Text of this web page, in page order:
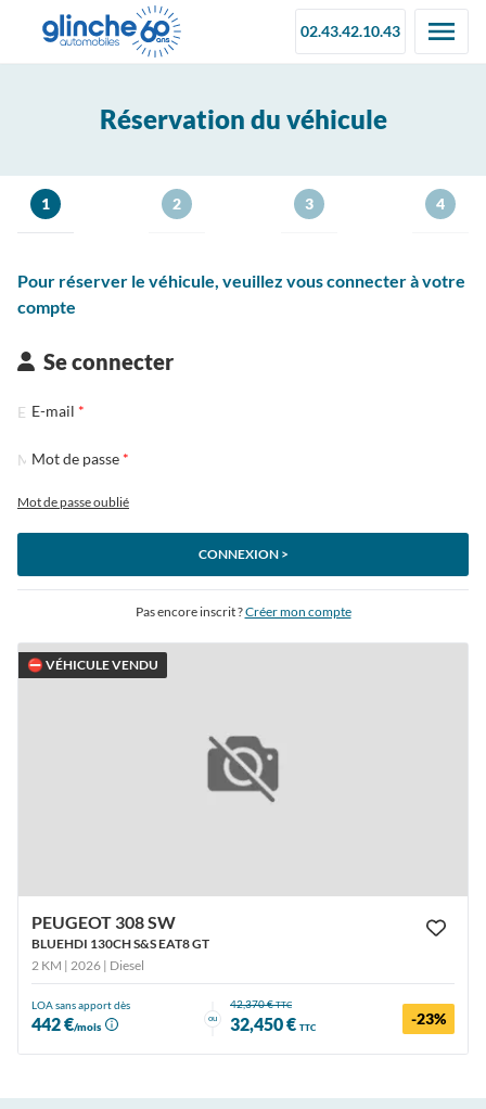
02.43.42.10.43
Réservation du véhicule
1 2 3 4
Pour réserver le véhicule, veuillez vous connecter à votre
compte
Se connecter
E-mail
Mot de passe
Mot de passe oublié
CONNEXION >
Pas encore inscrit ?Créer mon compte
⛔ VÉHICULE VENDU
PEUGEOT 308 SW
BLUEHDI 130CH S&S EAT8 GT
2 KM | 2026 | Diesel
LOA sans apport dès
442 €/mois
ou
42,370 €TTC
32,450 € TTC -23%